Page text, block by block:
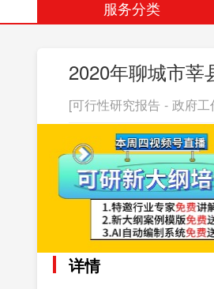
服务分类
2020年聊城市
[可行性研究报告 - 政府工
详情